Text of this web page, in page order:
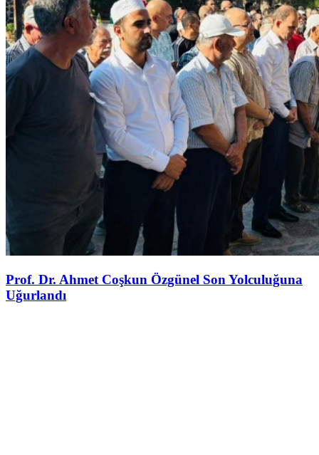
Prof. Dr. Ahmet Coşkun Özgünel Son Yolculuğuna
Uğurlandı